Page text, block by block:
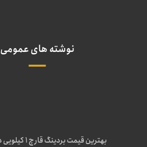
نوشته های عمومی
بهترین قیمت بردینگ قارچ 1 کیلویی در آذر ۱۴۰۴